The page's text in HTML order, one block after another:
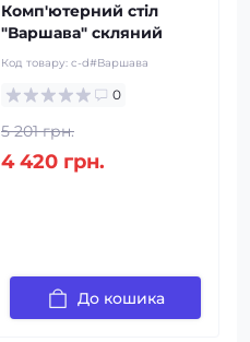
Комп'ютерний стіл
"Варшава" скляний
Код товару: c-d#Варшава
0
5 201 грн.
4 420 грн.
До кошика